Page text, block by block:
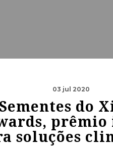
03 jul 2020
do
soluções